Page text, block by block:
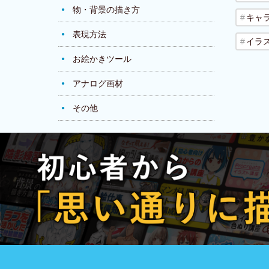
物・背景の描き方
表現方法
お絵かきツール
アナログ画材
その他
キャ
イラ